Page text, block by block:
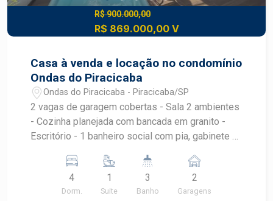
R$ 900.000,00
R$ 869.000,00 V
Casa à venda e locação no condomínio
Ondas do Piracicaba
Ondas do Piracicaba - Piracicaba/SP
2 vagas de garagem cobertas - Sala 2 ambientes
- Cozinha planejada com bancada em granito -
Escritório - 1 banheiro social com pia, gabinete e
quarto de despejo - Área de serviço coberta -
Espaço gourmet equipado com churrasqueira -
Piscina Aceita permuta com imóvel de menor
4
Dorm.
1
Suite
3
Banho
2
Garagens